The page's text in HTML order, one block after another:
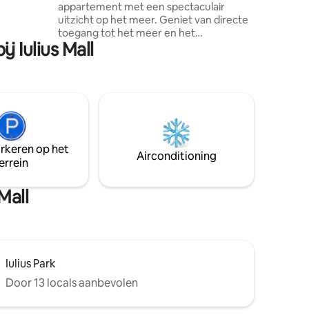
bed
appartement met een spectaculair
uitzicht op het meer. Geniet van directe
toegang tot het meer en het
sportterrein, waaronder een volledig
uitgeruste fitnessruimte. Gelegen op
parkeergelegenheid, waardoor het
comfort en de veiligheid van je auto
wordt gewaarborgd. Een oase van
ontspanning en gemak wacht op je!
Iulius Mall
op het
Airconditioning
Iulius Park
Door 13 locals aanbevolen